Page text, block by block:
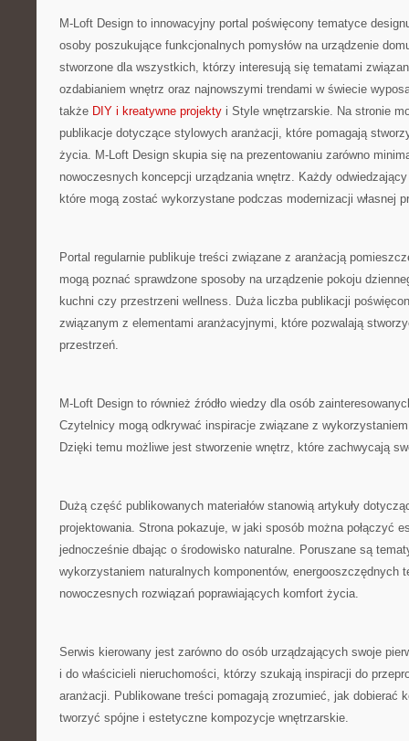
M-Loft Design to innowacyjny portal poświęcony tematyce
osoby poszukujące funkcjonalnych pomysłów na urządzenie
stworzone dla wszystkich, którzy interesują się tematami
ozdabianiem wnętrz oraz najnowszymi trendami w świecie
także DIY i kreatywne projekty i Style wnętrzarskie. Na stronie
publikacje dotyczące stylowych aranżacji, które pomagają
życia. M-Loft Design skupia się na prezentowaniu zarówno
nowoczesnych koncepcji urządzania wnętrz. Każdy
które mogą zostać wykorzystane podczas modernizacji własnej
Portal regularnie publikuje treści związane z aranżacją
mogą poznać sprawdzone sposoby na urządzenie pokoju
kuchni czy przestrzeni wellness. Duża liczba publikacji
związanym z elementami aranżacyjnymi, które pozwalają
przestrzeń.
M-Loft Design to również źródło wiedzy dla osób
Czytelnicy mogą odkrywać inspiracje związane z
Dzięki temu możliwe jest stworzenie wnętrz, które zachwycają
Dużą część publikowanych materiałów stanowią artykuły
projektowania. Strona pokazuje, w jaki sposób można połączyć
jednocześnie dbając o środowisko naturalne. Poruszane są
wykorzystaniem naturalnych komponentów, energooszczędnych
nowoczesnych rozwiązań poprawiających komfort życia.
Serwis kierowany jest zarówno do osób urządzających swoje
i do właścicieli nieruchomości, którzy szukają inspiracji do
aranżacji. Publikowane treści pomagają zrozumieć, jak dobierać
tworzyć spójne i estetyczne kompozycje wnętrzarskie.